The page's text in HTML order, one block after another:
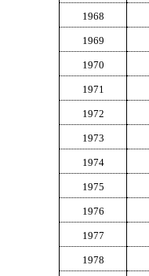
1968
1969
1970
1971
1972
1973
1974
1975
1976
1977
1978